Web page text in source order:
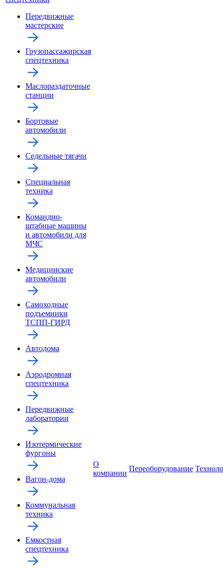
Передвижные
мастерские
Грузопассажирская
спецтехника
Маслораздаточные
станции
Бортовые
автомобили
Седельные тягачи
Специальная
техника
Командно-
штабные машины
и автомобили для
МЧС
Медицинские
автомобили
Самоходные
подъемники
ТСПП-ГИРД
Автодома
Аэродромная
спецтехника
Передвижные
лаборатории
Изотермические
фургоны
Вагон-дома
Коммунальная
техника
Емкостная
спецтехника
О
компании
Переоборудование